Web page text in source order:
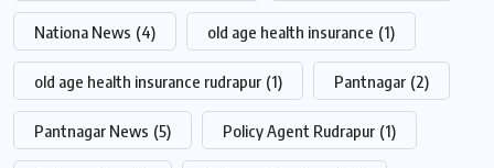
Nationa News (4) old age health insurance (1)
old age health insurance rudrapur (1) Pantnagar (2)
Pantnagar News (5) Policy Agent Rudrapur (1)